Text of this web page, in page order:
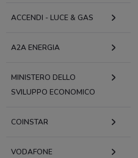
ACCENDI - LUCE & GAS
A2A ENERGIA
MINISTERO DELLO
SVILUPPO ECONOMICO
COINSTAR
VODAFONE